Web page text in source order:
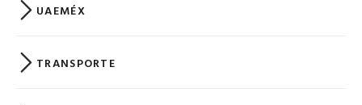
UAEMÉX
TRANSPORTE